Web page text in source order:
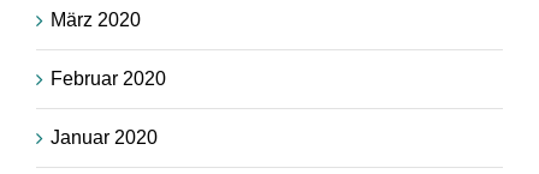
März 2020
Februar 2020
Januar 2020